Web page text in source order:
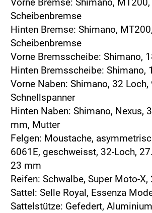
Vorne Bremse: Shimano,
Scheibenbremse
Hinten Bremse: Shimano,
Scheibenbremse
Vorne Bremsscheibe: Shimano,
Hinten Bremsscheibe: Shimano,
Vorne Naben: Shimano, 32
Schnellspanner
Hinten Naben: Shimano, Nexus,
mm, Mutter
Felgen: Moustache,
6061E, geschweisst, 32-Loch,
23 mm
Reifen: Schwalbe, Super Moto-
Sattel: Selle Royal, Essenza
Sattelstütze: Gefedert,